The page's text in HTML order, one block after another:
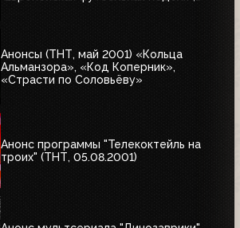
Анонсы (ТНТ, май 2001) «Кольца
Альманзора», «Код Коперник»,
«Страсти по Соловьёву»
Анонс программы "Телекоктейль на
троих" (ТНТ, 05.08.2001)